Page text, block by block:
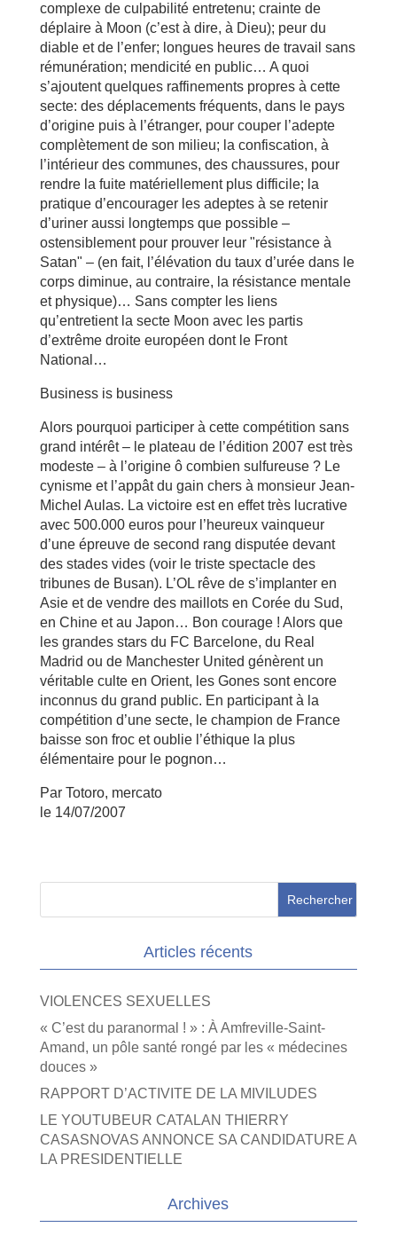
complexe de culpabilité entretenu; crainte de
déplaire à Moon (c’est à dire, à Dieu); peur du
diable et de l’enfer; longues heures de travail sans
rémunération; mendicité en public… A quoi
s’ajoutent quelques raffinements propres à cette
secte: des déplacements fréquents, dans le pays
d’origine puis à l’étranger, pour couper l’adepte
complètement de son milieu; la confiscation, à
l’intérieur des communes, des chaussures, pour
rendre la fuite matériellement plus difficile; la
pratique d’encourager les adeptes à se retenir
d’uriner aussi longtemps que possible –
ostensiblement pour prouver leur "résistance à
Satan" – (en fait, l’élévation du taux d’urée dans le
corps diminue, au contraire, la résistance mentale
et physique)… Sans compter les liens
qu’entretient la secte Moon avec les partis
d’extrême droite européen dont le Front
National…
Business is business
Alors pourquoi participer à cette compétition sans
grand intérêt – le plateau de l’édition 2007 est très
modeste – à l’origine ô combien sulfureuse ? Le
cynisme et l’appât du gain chers à monsieur Jean-
Michel Aulas. La victoire est en effet très lucrative
avec 500.000 euros pour l’heureux vainqueur
d’une épreuve de second rang disputée devant
des stades vides (voir le triste spectacle des
tribunes de Busan). L’OL rêve de s’implanter en
Asie et de vendre des maillots en Corée du Sud,
en Chine et au Japon… Bon courage ! Alors que
les grandes stars du FC Barcelone, du Real
Madrid ou de Manchester United génèrent un
véritable culte en Orient, les Gones sont encore
inconnus du grand public. En participant à la
compétition d’une secte, le champion de France
baisse son froc et oublie l’éthique la plus
élémentaire pour le pognon…
Par Totoro, mercato
le 14/07/2007
Articles récents
VIOLENCES SEXUELLES
« C’est du paranormal ! » : À Amfreville-Saint-
Amand, un pôle santé rongé par les « médecines
douces »
RAPPORT D’ACTIVITE DE LA MIVILUDES
LE YOUTUBEUR CATALAN THIERRY
CASASNOVAS ANNONCE SA CANDIDATURE A
LA PRESIDENTIELLE
Archives